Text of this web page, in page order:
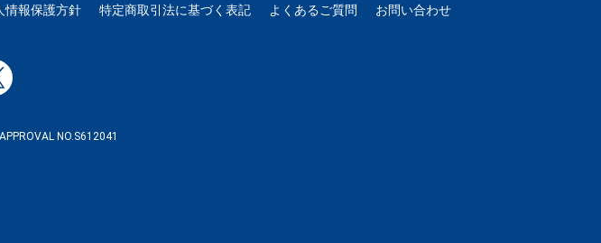
情報保護方針 特定商取引法に基づく表記 よくあるご質問 お問い合わせ
NO.S612041